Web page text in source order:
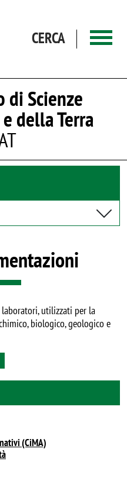
CERCA
Scienze
della Terra
laboratori, utilizzati per la
biologico, geologico e
(CiMA)